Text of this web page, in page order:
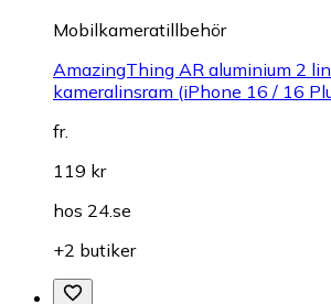
Mobilkameratillbehör
AmazingThing AR aluminium 2
kameralinsram (iPhone 16 / 16
fr.
119 kr
hos 24.se
+2 butiker